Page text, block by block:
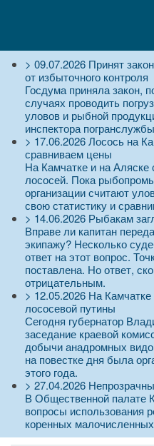
> 09.07.2026 Принят
от избыточного контроля
Госдума приняла закон,
случаях проводить
уловов и рыбной
инспектора
> 17.06.2026Лосось на
сравниваем цены
На Камчатке и на
лососей. Пока
организации считают
свою статистику и
> 14.06.2026 Рыбакам
Вправе ли капитан
экипажу? Несколько
ответ на этот вопрос.
поставлена. Но ответ,
отрицательным.
> 12.05.2026 На
лососевой путины
Сегодня губернатор
заседание краевой
добычи анадромных
на повестке дня была
этого года.
> 27.04.2026
В Общественной палате
вопросы использования
коренных